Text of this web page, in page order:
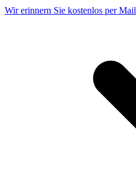
Wir erinnern Sie kostenlos per Mail